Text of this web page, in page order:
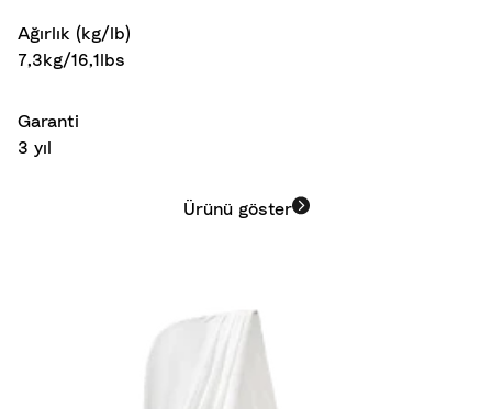
Ağırlık (kg/lb)
7,3kg/16,1lbs
Garanti
3 yıl
Ürünü göster